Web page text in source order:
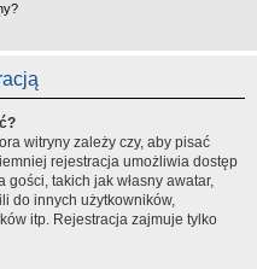
witryny zależy czy, aby pisać
rejestracja umożliwia dostęp
takich jak własny awatar,
do innych użytkowników,
itp. Rejestracja zajmuje tylko